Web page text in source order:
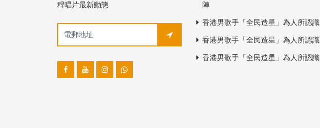
稈唱片最新動態
陣
香港男歌手「全民造星」為人所認識
香港男歌手「全民造星」為人所認識
香港男歌手「全民造星」為人所認識